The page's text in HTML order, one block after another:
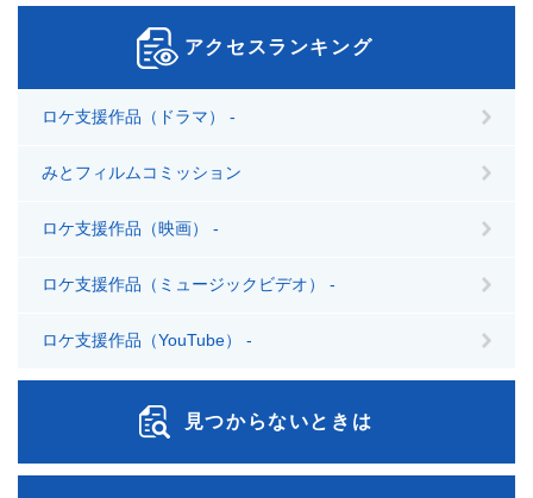
アクセスランキング
ロケ支援作品（ドラマ） -
みとフィルムコミッション
ロケ支援作品（映画） -
ロケ支援作品（ミュージックビデオ） -
ロケ支援作品（YouTube） -
見つからないときは